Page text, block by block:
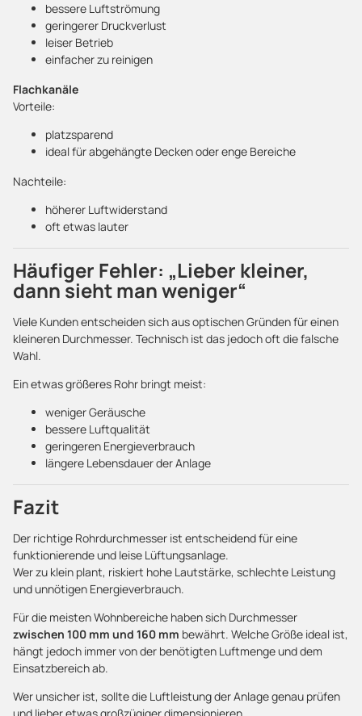
bessere Luftströmung
geringerer Druckverlust
leiser Betrieb
einfacher zu reinigen
Flachkanäle
Vorteile:
platzsparend
ideal für abgehängte Decken oder enge Bereiche
Nachteile:
höherer Luftwiderstand
oft etwas lauter
Häufiger Fehler: „Lieber kleiner,
dann sieht man weniger“
Viele Kunden entscheiden sich aus optischen Gründen für einen
kleineren Durchmesser. Technisch ist das jedoch oft die falsche
Wahl.
Ein etwas größeres Rohr bringt meist:
weniger Geräusche
bessere Luftqualität
geringeren Energieverbrauch
längere Lebensdauer der Anlage
Fazit
Der richtige Rohrdurchmesser ist entscheidend für eine
funktionierende und leise Lüftungsanlage.
Wer zu klein plant, riskiert hohe Lautstärke, schlechte Leistung
und unnötigen Energieverbrauch.
Für die meisten Wohnbereiche haben sich Durchmesser
zwischen 100 mm und 160 mm bewährt. Welche Größe ideal ist,
hängt jedoch immer von der benötigten Luftmenge und dem
Einsatzbereich ab.
Wer unsicher ist, sollte die Luftleistung der Anlage genau prüfen